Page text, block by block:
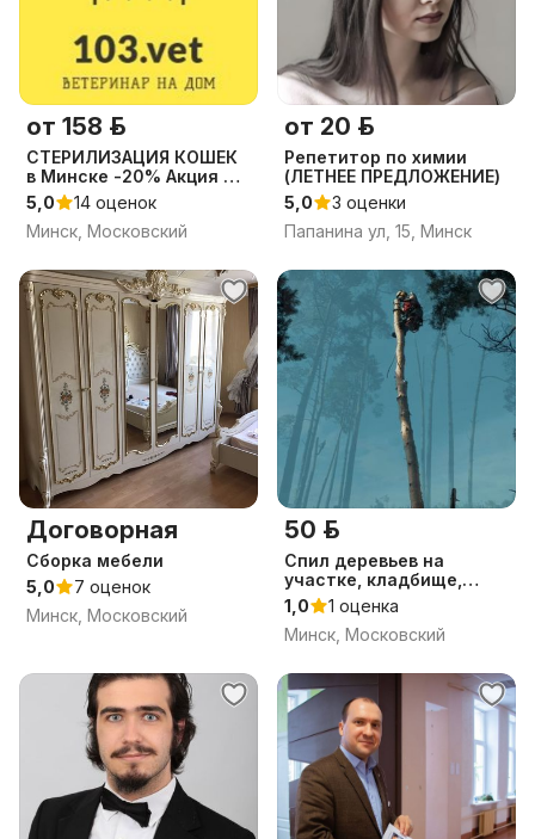
от 158 р.
СТЕРИЛИЗАЦИЯ КОШЕК
в Минске -20% Акция до
31.08.26
5,0
14 оценок
Минск, Московский
от 20 р.
Репетитор по химии
(ЛЕТНЕЕ ПРЕДЛОЖЕНИЕ)
5,0
3 оценки
Папанина ул, 15, Минск
Договорная
Сборка мебели
5,0
7 оценок
Минск, Московский
50 р.
Спил деревьев на
участке, кладбище,
возле дома
1,0
1 оценка
Минск, Московский